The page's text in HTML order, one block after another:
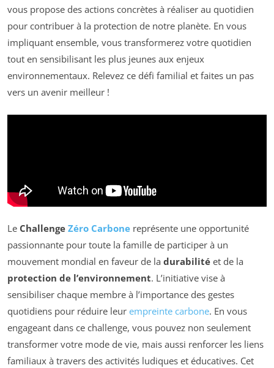
vous propose des actions concrètes à réaliser au quotidien
pour contribuer à la protection de notre planète. En vous
impliquant ensemble, vous transformerez votre quotidien
tout en sensibilisant les plus jeunes aux enjeux
environnementaux. Relevez ce défi familial et faites un pas
vers un avenir meilleur !
Le Challenge Zéro Carbone représente une opportunité
passionnante pour toute la famille de participer à un
mouvement mondial en faveur de la durabilité et de la
protection de l’environnement. L’initiative vise à
sensibiliser chaque membre à l’importance des gestes
quotidiens pour réduire leur empreinte carbone. En vous
engageant dans ce challenge, vous pouvez non seulement
transformer votre mode de vie, mais aussi renforcer les liens
familiaux à travers des activités ludiques et éducatives. Cet